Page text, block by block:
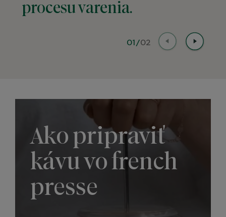
procesu varenia.
01 /02
Ako pripraviť
kávu vo french
presse